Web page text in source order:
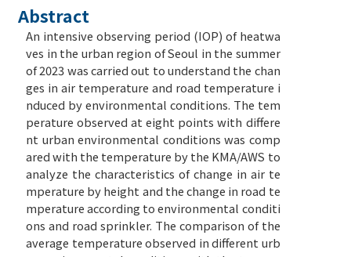
Abstract
An intensive observing period (IOP) of heatwa
ves in the urban region of Seoul in the summer
of 2023 was carried out to understand the chan
ges in air temperature and road temperature i
nduced by environmental conditions. The tem
perature observed at eight points with differe
nt urban environmental conditions was comp
ared with the temperature by the KMA/AWS to
analyze the characteristics of change in air te
mperature by height and the change in road te
mperature according to environmental conditi
ons and road sprinkler. The comparison of the
average temperature observed in different urb